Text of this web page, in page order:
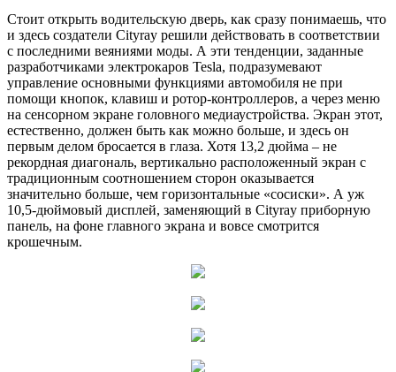
Стоит открыть водительскую дверь, как сразу понимаешь, что
и здесь создатели Cityray решили действовать в соответствии
с последними веяниями моды. А эти тенденции, заданные
разработчиками электрокаров Tesla, подразумевают
управление основными функциями автомобиля не при
помощи кнопок, клавиш и ротор-контроллеров, а через меню
на сенсорном экране головного медиаустройства. Экран этот,
естественно, должен быть как можно больше, и здесь он
первым делом бросается в глаза. Хотя 13,2 дюйма – не
рекордная диагональ, вертикально расположенный экран с
традиционным соотношением сторон оказывается
значительно больше, чем горизонтальные «сосиски». А уж
10,5-дюймовый дисплей, заменяющий в Cityray приборную
панель, на фоне главного экрана и вовсе смотрится
крошечным.